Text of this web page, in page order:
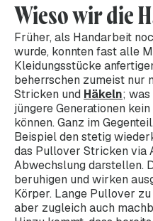
Wieso wir die
Früher, als Handarbeit
wurde, konnten fast alle
Kleidungsstücke
beherrschen zumeist nur
Stricken und Häkeln;
jüngere Generationen
können. Ganz im
Beispiel den stetig
das Pullover Stricken via
Abwechslung darstellen.
beruhigen und wirken
Körper. Lange Pullover
aber zugleich auch